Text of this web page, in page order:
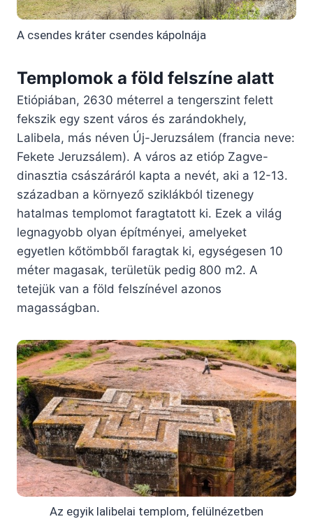
A csendes kráter csendes kápolnája
Templomok a föld felszíne alatt
Etiópiában, 2630 méterrel a tengerszint felett
fekszik egy szent város és zarándokhely,
Lalibela, más néven Új-Jeruzsálem (francia neve:
Fekete Jeruzsálem). A város az etióp Zagve-
dinasztia császáráról kapta a nevét, aki a 12-13.
században a környező sziklákból tizenegy
hatalmas templomot faragtatott ki. Ezek a világ
legnagyobb olyan építményei, amelyeket
egyetlen kőtömbből faragtak ki, egységesen 10
méter magasak, területük pedig 800 m2. A
tetejük van a föld felszínével azonos
magasságban.
Az egyik lalibelai templom, felülnézetben